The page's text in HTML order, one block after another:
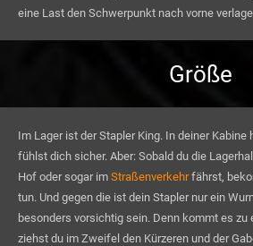
eine Last den Schwerpunkt nach vorne
Größe
Im Lager ist der Stapler King. In deiner Kabine
fühlst dich sicher. Aber: Sobald du die
Hof oder sogar im Straßenverkehrfährst,
tun. Und gegen die ist dein Stapler nur ein
besonders vorsichtig sein. Denn kommt es
ziehst du im Zweifel den Kürzeren und der